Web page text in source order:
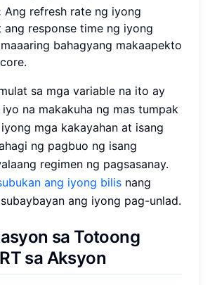
Ang refresh rate ng iyong
ang response time ng iyong
bahagyang makaapekto
sa mga variable na ito ay
na makakuha ng mas tumpak
mga kakayahan at isang
ng pagbuo ng isang
regimen ng pagsasanay.
ang iyong bilis nang
ang iyong pag-unlad.
sa Totoong
sa Aksyon